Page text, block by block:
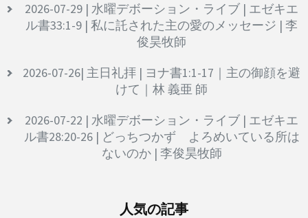
2026-07-29 | 水曜デボーション・ライブ | エゼキエ
ル書33:1-9 | 私に託された主の愛のメッセージ | 李
俊昊牧師
2026-07-26| 主日礼拝 | ヨナ書1:1-17｜主の御顔を避
けて｜林 義亜 師
2026-07-22 | 水曜デボーション・ライブ | エゼキエ
ル書28:20-26 | どっちつかず よろめいている所は
ないのか | 李俊昊牧師
人気の記事